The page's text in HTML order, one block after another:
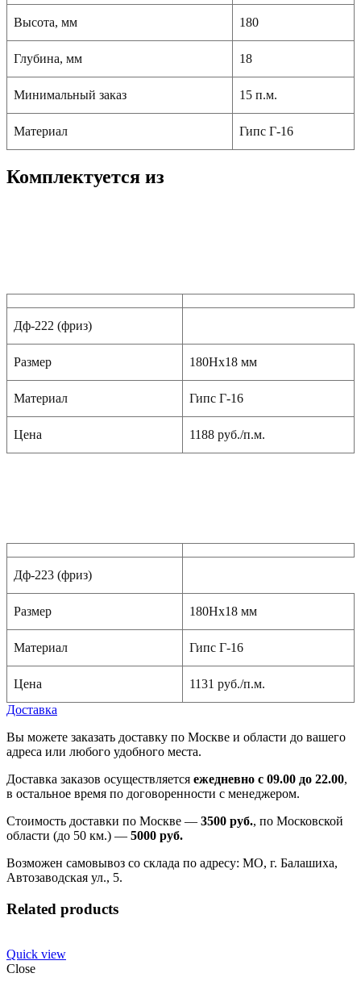
Высота, мм 180
Глубина, мм 18
Минимальный заказ 15 п.м.
Материал Гипс Г-16
Комплектуется из
Дф-222 (фриз)
Размер 180Hx18 мм
Материал Гипс Г-16
Цена 1188 руб./п.м.
Дф-223 (фриз)
Размер 180Hx18 мм
Материал Гипс Г-16
Цена
1131 руб./п.м.
Доставка
Вы можете заказать доставку по Москве и области до вашего
адреса или любого удобного места.
Доставка заказов осуществляется ежедневно с 09.00 до 22.00,
в остальное время по договоренности с менеджером.
Стоимость доставки по Москве — 3500 руб., по Московской
области (до 50 км.) — 5000 руб.
Возможен самовывоз со склада по адресу: МО, г. Балашиха,
Автозаводская ул., 5.
Related products
Quick view
Close